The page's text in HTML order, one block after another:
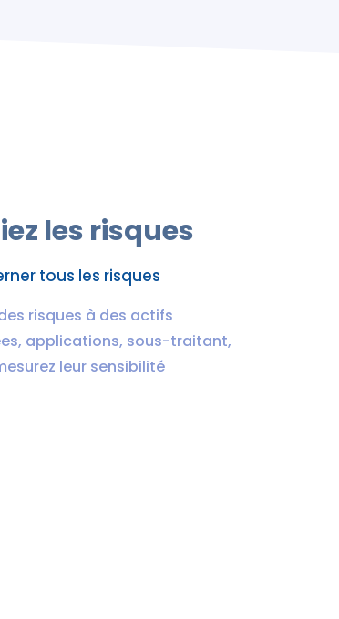
les risques
tous les risques
risques à des actifs
applications, sous-traitant,
leur sensibilité